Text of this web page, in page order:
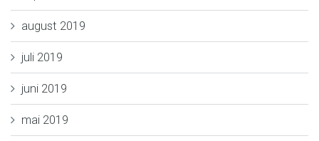
august 2019
juli 2019
juni 2019
mai 2019